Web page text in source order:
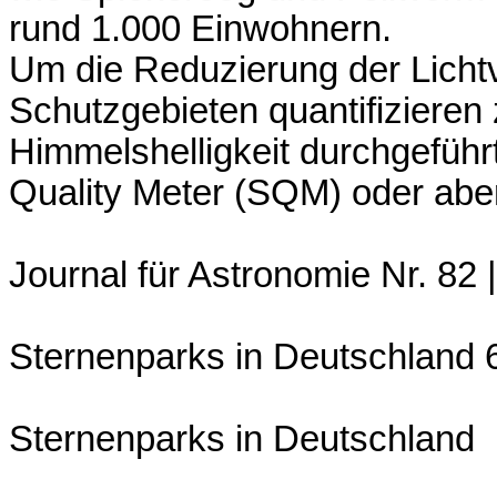
rund 1.000 Einwohnern.
Um die Reduzierung der
Schutzgebieten
Himmelshelligkeit
Quality Meter (SQM) oder
Journal für Astronomie Nr. 82
Sternenparks in Deutschland
Sternenparks in Deutschland